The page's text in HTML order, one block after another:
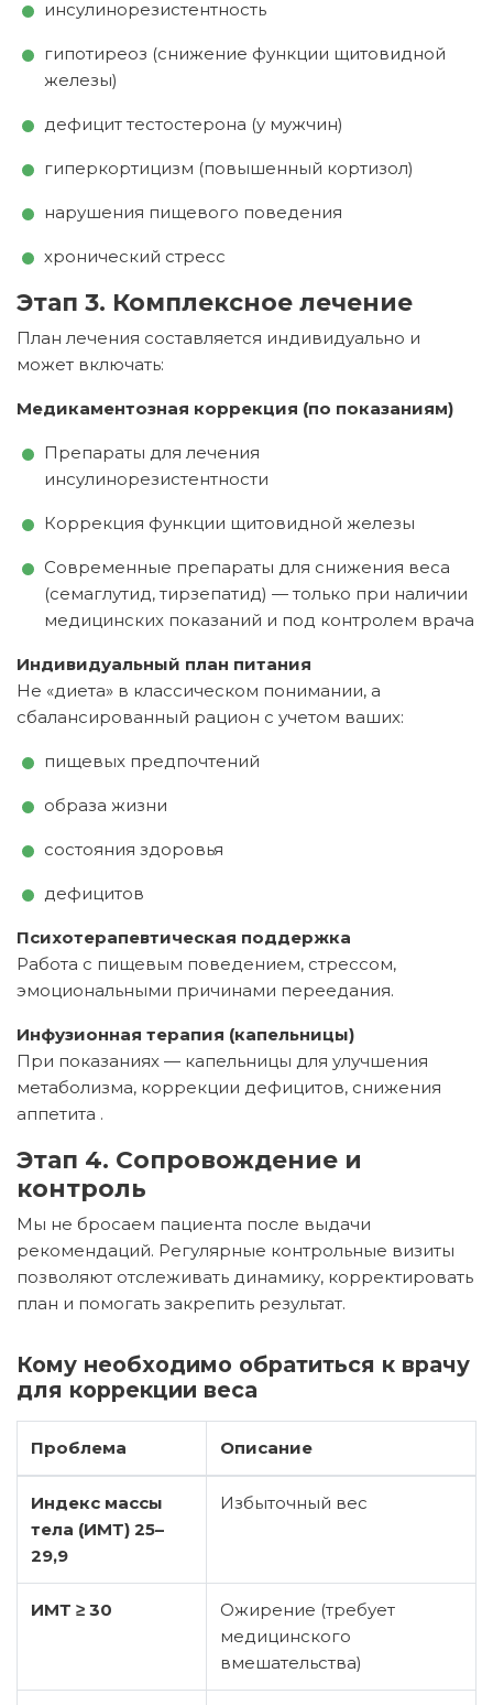
инсулинорезистентность
гипотиреоз (снижение функции щитовидной
железы)
дефицит тестостерона (у мужчин)
гиперкортицизм (повышенный кортизол)
нарушения пищевого поведения
хронический стресс
Этап 3. Комплексное лечение
План лечения составляется индивидуально и
может включать:
Медикаментозная коррекция (по показаниям)
Препараты для лечения
инсулинорезистентности
Коррекция функции щитовидной железы
Современные препараты для снижения веса
(семаглутид, тирзепатид) — только при наличии
медицинских показаний и под контролем врача
Индивидуальный план питания
Не «диета» в классическом понимании, а
сбалансированный рацион с учетом ваших:
пищевых предпочтений
образа жизни
состояния здоровья
дефицитов
Психотерапевтическая поддержка
Работа с пищевым поведением, стрессом,
эмоциональными причинами переедания.
Инфузионная терапия (капельницы)
При показаниях — капельницы для улучшения
метаболизма, коррекции дефицитов, снижения
аппетита .
Этап 4. Сопровождение и
контроль
Мы не бросаем пациента после выдачи
рекомендаций. Регулярные контрольные визиты
позволяют отслеживать динамику, корректировать
план и помогать закрепить результат.
Кому необходимо обратиться к врачу
для коррекции веса
Проблема Описание
Индекс массы
тела (ИМТ) 25–
29,9
Избыточный вес
ИМТ ≥ 30
Ожирение (требует
медицинского
вмешательства)